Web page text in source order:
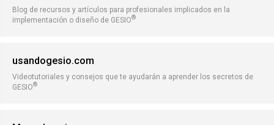
Blog de recursos y artículos para profesionales implicados en la
implementación o diseño de GESIO®
usandogesio.com
Videotutoriales y consejos que te ayudarán a aprender los secretos de
GESIO®